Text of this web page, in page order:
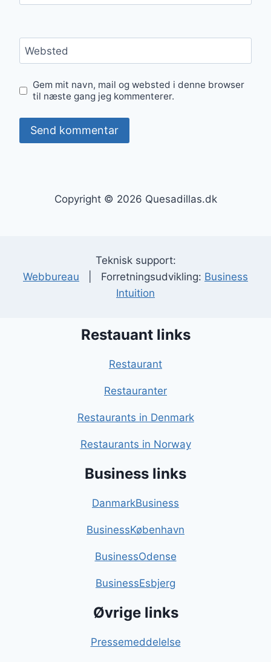
Websted
Gem mit navn, mail og websted i denne browser
til næste gang jeg kommenterer.
Copyright © 2026 Quesadillas.dk
Teknisk support:
Webbureau | Forretningsudvikling: Business
Intuition
Restauant links
Restaurant
Restauranter
Restaurants in Denmark
Restaurants in Norway
Business links
DanmarkBusiness
BusinessKøbenhavn
BusinessOdense
BusinessEsbjerg
Øvrige links
Pressemeddelelse